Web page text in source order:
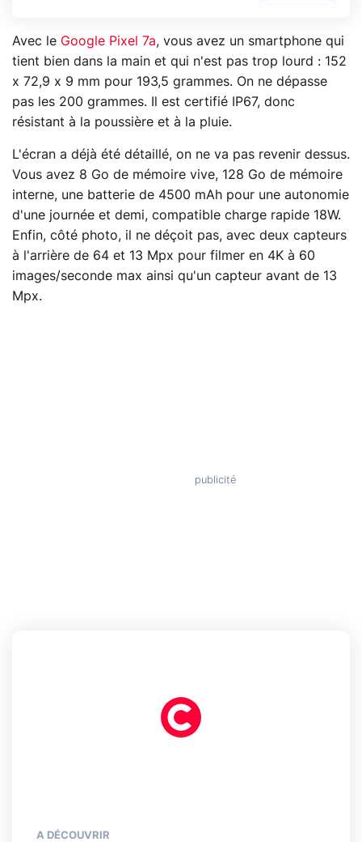
Avec le Google Pixel 7a, vous avez un smartphone qui
tient bien dans la main et qui n'est pas trop lourd : 152
x 72,9 x 9 mm pour 193,5 grammes. On ne dépasse
pas les 200 grammes. Il est certifié IP67, donc
résistant à la poussière et à la pluie.
L'écran a déjà été détaillé, on ne va pas revenir dessus.
Vous avez 8 Go de mémoire vive, 128 Go de mémoire
interne, une batterie de 4500 mAh pour une autonomie
d'une journée et demi, compatible charge rapide 18W.
Enfin, côté photo, il ne déçoit pas, avec deux capteurs
à l'arrière de 64 et 13 Mpx pour filmer en 4K à 60
images/seconde max ainsi qu'un capteur avant de 13
Mpx.
A DÉCOUVRIR